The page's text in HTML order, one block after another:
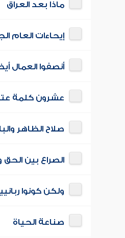
ماذا بعد العراق
إيحاءات العام
أنصفوا العمال
عشرون كلمة
صلاح الظاهر
الصراع بين الحق
ولكن كونوا
صناعة الحياة